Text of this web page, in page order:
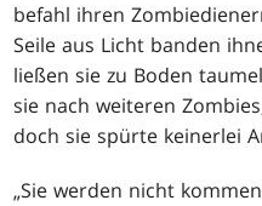
befahl ihren
Seile aus Licht banden
ließen sie zu Boden
sie nach weiteren
doch sie spürte keinerlei
„Sie werden nicht